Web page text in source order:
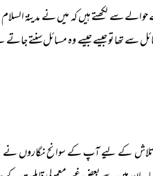
سے لکھتے ہیں کہ میں نے مدینۃ السلام
تھا تو جیسے جیسے وہ مسائل سنتے
کی تلاش کے لیے آپ کے سوانح